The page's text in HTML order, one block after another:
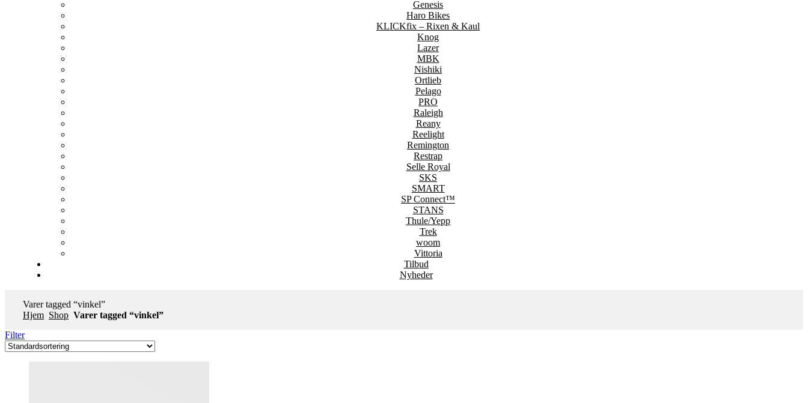
Genesis
Haro Bikes
KLICKfix – Rixen & Kaul
Knog
Lazer
MBK
Nishiki
Ortlieb
Pelago
PRO
Raleigh
Reany
Reelight
Remington
Restrap
Selle Royal
SKS
SMART
SP Connect™
STANS
Thule/Yepp
Trek
woom
Vittoria
Tilbud
Nyheder
Varer tagged “vinkel”
Hjem Shop Varer tagged “vinkel”
Filter